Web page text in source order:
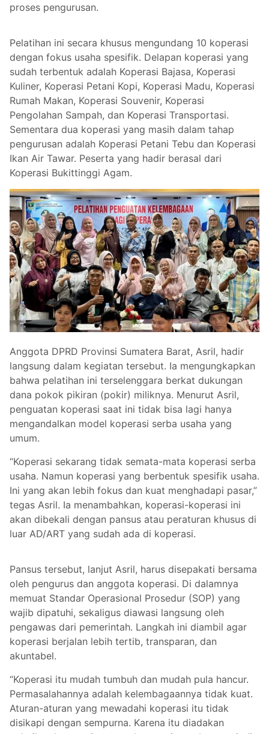
proses pengurusan.
Pelatihan ini secara khusus mengundang 10 koperasi
dengan fokus usaha spesifik. Delapan koperasi yang
sudah terbentuk adalah Koperasi Bajasa, Koperasi
Kuliner, Koperasi Petani Kopi, Koperasi Madu, Koperasi
Rumah Makan, Koperasi Souvenir, Koperasi
Pengolahan Sampah, dan Koperasi Transportasi.
Sementara dua koperasi yang masih dalam tahap
pengurusan adalah Koperasi Petani Tebu dan Koperasi
Ikan Air Tawar. Peserta yang hadir berasal dari
Koperasi Bukittinggi Agam.
Anggota DPRD Provinsi Sumatera Barat, Asril, hadir
langsung dalam kegiatan tersebut. Ia mengungkapkan
bahwa pelatihan ini terselenggara berkat dukungan
dana pokok pikiran (pokir) miliknya. Menurut Asril,
penguatan koperasi saat ini tidak bisa lagi hanya
mengandalkan model koperasi serba usaha yang
umum.
“Koperasi sekarang tidak semata-mata koperasi serba
usaha. Namun koperasi yang berbentuk spesifik usaha.
Ini yang akan lebih fokus dan kuat menghadapi pasar,”
tegas Asril. Ia menambahkan, koperasi-koperasi ini
akan dibekali dengan pansus atau peraturan khusus di
luar AD/ART yang sudah ada di koperasi.
Pansus tersebut, lanjut Asril, harus disepakati bersama
oleh pengurus dan anggota koperasi. Di dalamnya
memuat Standar Operasional Prosedur (SOP) yang
wajib dipatuhi, sekaligus diawasi langsung oleh
pengawas dari pemerintah. Langkah ini diambil agar
koperasi berjalan lebih tertib, transparan, dan
akuntabel.
“Koperasi itu mudah tumbuh dan mudah pula hancur.
Permasalahannya adalah kelembagaannya tidak kuat.
Aturan-aturan yang mewadahi koperasi itu tidak
disikapi dengan sempurna. Karena itu diadakan